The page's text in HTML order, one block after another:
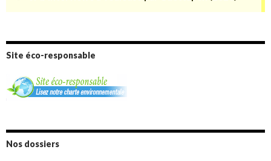
Site éco-responsable
Nos dossiers